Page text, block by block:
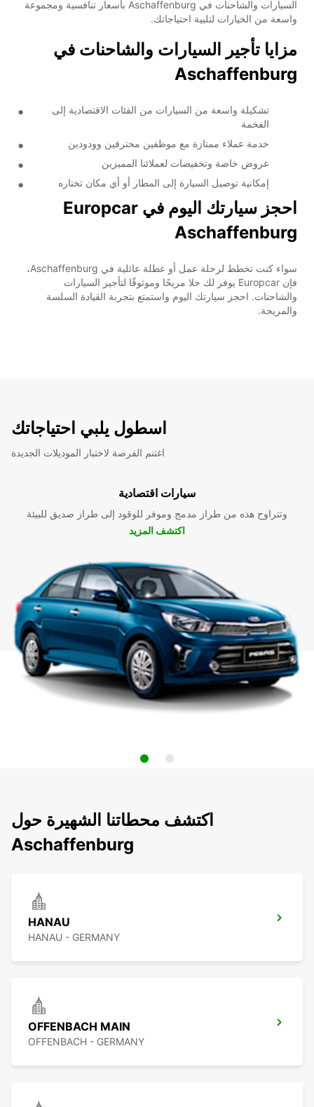
السيارات والشاحنات في Aschaffenburg بأسعار تنافسية ومجموعة
واسعة من الخيارات لتلبية احتياجاتك.
مزايا تأجير السيارات والشاحنات في
Aschaffenburg
تشكيلة واسعة من السيارات من الفئات الاقتصادية إلى
الفخمة
خدمة عملاء ممتازة مع موظفين محترفين وودودين
عروض خاصة وتخفيضات لعملائنا المميزين
إمكانية توصيل السيارة إلى المطار أو أي مكان تختاره
احجز سيارتك اليوم في Europcar
Aschaffenburg
سواء كنت تخطط لرحلة عمل أو عطلة عائلية في Aschaffenburg،
فإن Europcar يوفر لك حلا مريحًا وموثوقًا لتأجير السيارات
والشاحنات. احجز سيارتك اليوم واستمتع بتجربة القيادة السلسة
والمريحة.
اسطول يلبي احتياجاتك
اغتنم الفرصة لاختبار الموديلات الجديدة
سيارات اقتصادية
وتتراوح هذه من طراز مدمج وموفر للوقود إلى طراز صديق للبيئة
اكتشف المزيد
اكتشف محطاتنا الشهيرة حول
Aschaffenburg
HANAU
HANAU - GERMANY
OFFENBACH MAIN
OFFENBACH - GERMANY